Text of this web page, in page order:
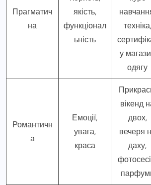
Прагматич
на
якість,
функціонал
ьність
техніка,
у
одягу
Романтичн
а
Емоції,
увага,
краса
вікенд
двох,
вечеря
даху,